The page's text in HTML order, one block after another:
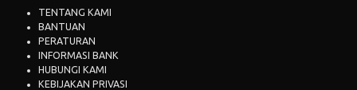
TENTANG KAMI
BANTUAN
PERATURAN
INFORMASI BANK
HUBUNGI KAMI
KEBIJAKAN PRIVASI